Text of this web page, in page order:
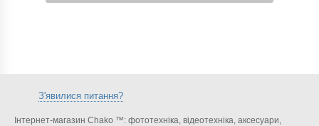
З'явилися питання?
Інтернет-магазин Chako ™: фототехніка, відеотехніка, аксесуари,